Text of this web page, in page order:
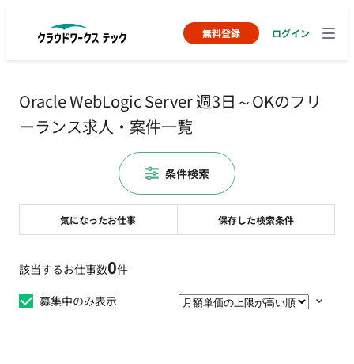
無料登録 ログイン
Oracle WebLogic Server 週3日～OKのフリ
ーランス求人・案件一覧
該当するお仕事数0件
募集中のみ表示
気になったお仕事 保存した検索条件
条件検索